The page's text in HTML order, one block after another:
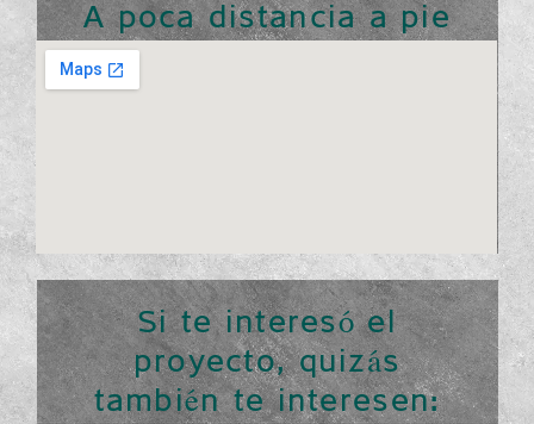
A poca distancia a pie
Si te interesó el
proyecto, quizás
también te interesen: